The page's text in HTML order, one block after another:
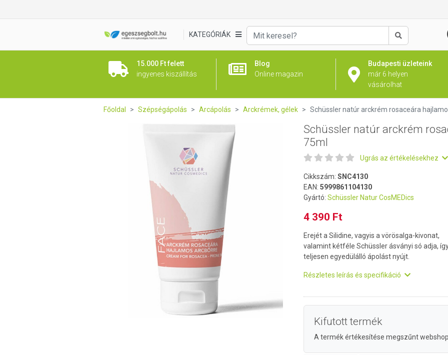
KATEGÓRIÁK
Keresés
15.000 Ft felett
ingyenes kiszállítás
Blog
Online magazin
Budapesti üzleteink
már 6 helyen
vásárolhat
Főoldal Szépségápolás Arcápolás Arckrémek, gélek Schüssler natúr arckrém rosaceára
Schüssler natúr arckrém
75ml
Ugrás az értékelésekhez
Cikkszám: SNC4130
EAN: 5999861104130
Gyártó: Schüssler Natur CosMEDics
4 390 Ft
Erejét a Silidine, vagyis a vörösalga-kivonat,
valamint kétféle Schüssler ásványi só adja,
teljesen egyedülálló ápolást nyújt.
Részletes leírás és specifikáció
Kifutott termék
A termék értékesítése megszűnt